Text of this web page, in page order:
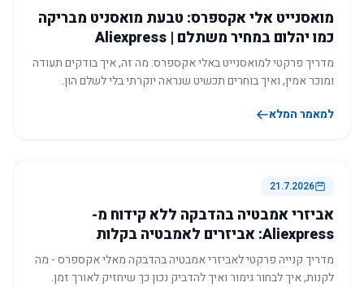
מואסנייט אלי אקספרס: טבעת מואסניט מבריקה
כמו יהלום במחיר משתלם | Aliexpress
מדריך פרקטי למואסנייט באלי אקספרס: מה זה, איך בודקים תעודה
ומוכר אמין, ואיך בוחרים תכשיט שנראה יוקרתי בלי לשלם הון.
למאמר המלא
21.7.2026
אביזרי אמבטיה בהדבקה ללא קידוח מ-
Aliexpress: אביזרים לאמבטיה בקלות
מדריך קנייה פרקטי לאביזרי אמבטיה בהדבקה מאלי אקספרס - מה
לקנות, איך לבחור גימור ואיך להדביק נכון כך שיחזיק לאורך זמן.